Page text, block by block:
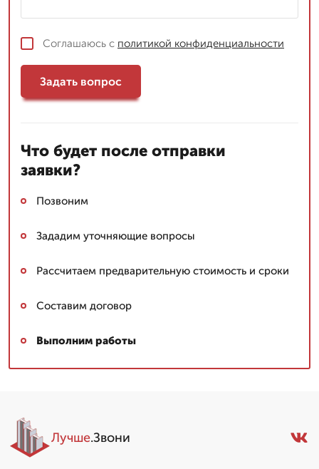
Соглашаюсь с политикой конфиденциальности
Задать вопрос
Что будет после отправки
заявки?
Позвоним
Зададим уточняющие вопросы
Рассчитаем предварительную стоимость и сроки
Составим договор
Выполним работы
Лучше.Звони